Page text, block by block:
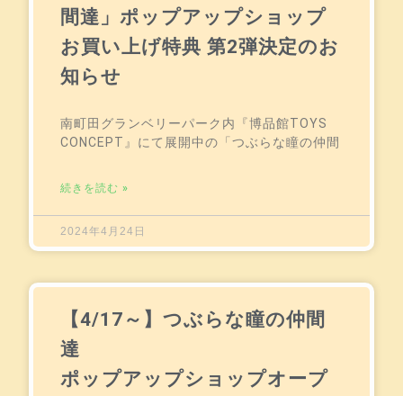
間達」ポップアップショップ
お買い上げ特典 第2弾決定のお
知らせ
南町田グランベリーパーク内『博品館TOYS
CONCEPT』にて展開中の「つぶらな瞳の仲間
続きを読む »
2024年4月24日
【4/17～】つぶらな瞳の仲間
達
ポップアップショップオープ